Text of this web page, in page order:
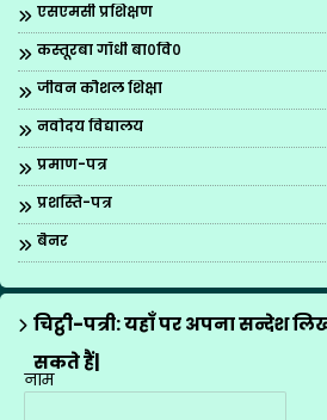
एसएमसी प्रशिक्षण
कस्तूरबा गाँधी बा०वि०
जीवन कौशल शिक्षा
नवोदय विद्यालय
प्रमाण-पत्र
प्रशस्ति-पत्र
बैनर
मीना मंच के गीत
राज्य अध्यापक पुरस्कार
शासनादेश
चिट्ठी-पत्री: यहाँ पर अपना सन्देश
सकते हैं|
नाम